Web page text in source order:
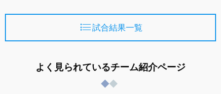
試合結果一覧
よく見られているチーム紹介ページ